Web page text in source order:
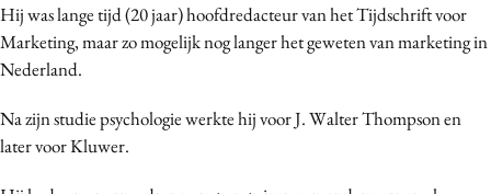
Campagnes
Carriere
Contentmarketing
Craft
Customer Experience
Hij was lange tijd (20 jaar) hoofdredacteur van het Tijdschrift voor
Marketing, maar zo mogelijk nog langer het geweten van marketing in
Nederland.
Na zijn studie psychologie werkte hij voor J. Walter Thompson en
later voor Kluwer.